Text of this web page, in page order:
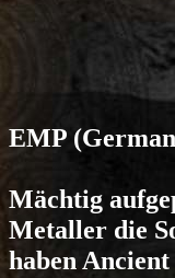
EMP
Mächtig
Metaller die
haben